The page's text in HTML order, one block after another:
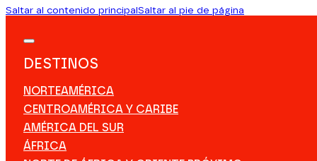
Saltar al contenido principal Saltar al pie de página
DESTINOS
NORTEAMÉRICA
CENTROAMÉRICA Y CARIBE
AMÉRICA DEL SUR
ÁFRICA